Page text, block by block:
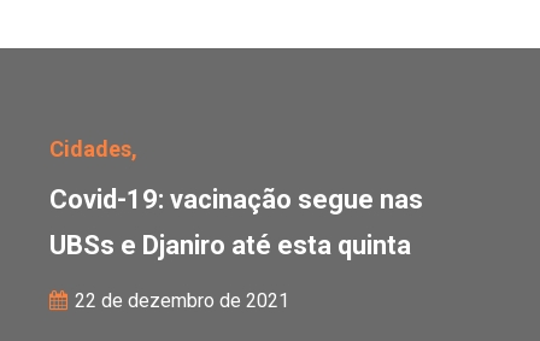
Cidades,
Covid-19: vacinação segue nas
UBSs e Djaniro até esta quinta
22 de dezembro de 2021